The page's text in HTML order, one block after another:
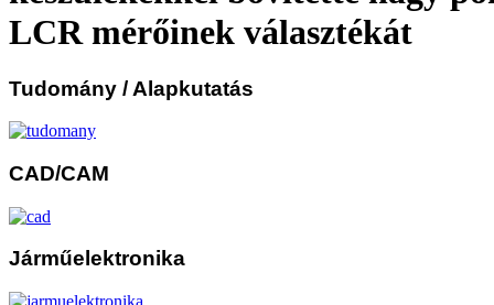
LCR mérőinek választékát
Tudomány / Alapkutatás
CAD/CAM
Járműelektronika